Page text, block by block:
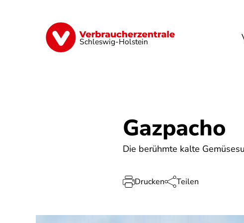
Schleswig-Holstein
Finanzen Digitales Lebensmittel
Gazpacho
Die berühmte kalte
Drucken Teilen